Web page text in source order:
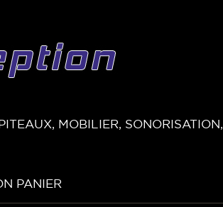
MOBILIER, SONORISATION,
PANIER